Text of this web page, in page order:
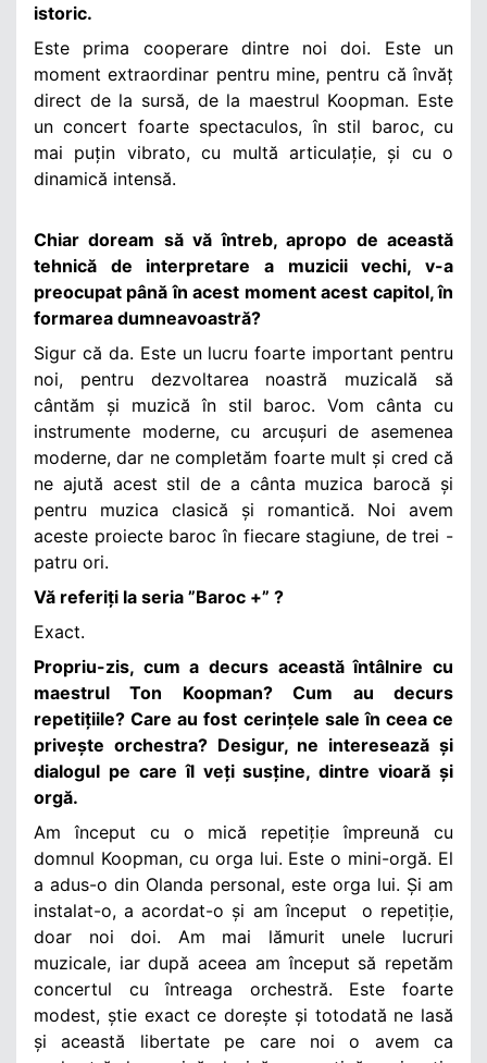
istoric.
Este prima cooperare dintre noi doi. Este un
moment extraordinar pentru mine, pentru că învăț
direct de la sursă, de la maestrul Koopman. Este
un concert foarte spectaculos, în stil baroc, cu
mai puțin vibrato, cu multă articulație, și cu o
dinamică intensă.
Chiar doream să vă întreb, apropo de această
tehnică de interpretare a muzicii vechi, v-a
preocupat până în acest moment acest capitol, în
formarea dumneavoastră?
Sigur că da. Este un lucru foarte important pentru
noi, pentru dezvoltarea noastră muzicală să
cântăm și muzică în stil baroc. Vom cânta cu
instrumente moderne, cu arcușuri de asemenea
moderne, dar ne completăm foarte mult și cred că
ne ajută acest stil de a cânta muzica barocă și
pentru muzica clasică și romantică. Noi avem
aceste proiecte baroc în fiecare stagiune, de trei -
patru ori.
Vă referiți la seria ”Baroc +” ?
Exact.
Propriu-zis, cum a decurs această întâlnire cu
maestrul Ton Koopman? Cum au decurs
repetițiile? Care au fost cerințele sale în ceea ce
privește orchestra? Desigur, ne interesează și
dialogul pe care îl veți susține, dintre vioară și
orgă.
Am început cu o mică repetiție împreună cu
domnul Koopman, cu orga lui. Este o mini-orgă. El
a adus-o din Olanda personal, este orga lui. Și am
instalat-o, a acordat-o și am început o repetiție,
doar noi doi. Am mai lămurit unele lucruri
muzicale, iar după aceea am început să repetăm
concertul cu întreaga orchestră. Este foarte
modest, știe exact ce dorește și totodată ne lasă
și această libertate pe care noi o avem ca